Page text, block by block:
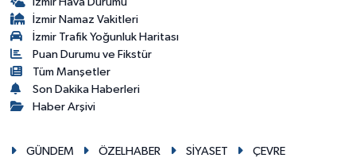
İzmir Namaz Vakitleri
İzmir Trafik Yoğunluk Haritası
Puan Durumu ve Fikstür
Tüm Manşetler
Son Dakika Haberleri
Haber Arşivi
GÜNDEM ÖZELHABER SİYASET
ÇEVRE